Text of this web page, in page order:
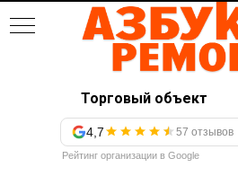
Торговый объект
4,7 57 отзывов
Рейтинг организации в Google